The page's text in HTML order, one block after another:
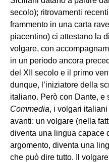
secolo); ritrovamenti
frammento in una carta
piacentino) ci attestano la
volgare, con
in un periodo ancora
del XII secolo e il primo
dunque, l’iniziatore della
italiano. Però con Dante, e
Commedia, i volgari
avanti: un volgare (nella
diventa una lingua capace
argomento, diventa una
che può dire tutto. Il